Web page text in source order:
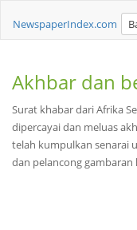
NewspaperIndex.com
Akhbar dan
Surat khabar dari Afrika
dipercayai dan meluas
telah kumpulkan senarai
dan pelancong gambaran